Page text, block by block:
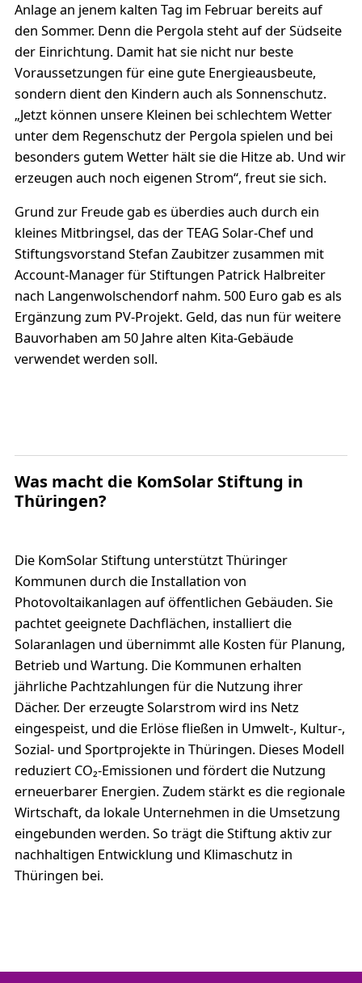
Anlage an jenem kalten Tag im Februar bereits auf
den Sommer. Denn die Pergola steht auf der Südseite
der Einrichtung. Damit hat sie nicht nur beste
Voraussetzungen für eine gute Energieausbeute,
sondern dient den Kindern auch als Sonnenschutz.
„Jetzt können unsere Kleinen bei schlechtem Wetter
unter dem Regenschutz der Pergola spielen und bei
besonders gutem Wetter hält sie die Hitze ab. Und wir
erzeugen auch noch eigenen Strom“, freut sie sich.
Grund zur Freude gab es überdies auch durch ein
kleines Mitbringsel, das der TEAG Solar-Chef und
Stiftungsvorstand Stefan Zaubitzer zusammen mit
Account-Manager für Stiftungen Patrick Halbreiter
nach Langenwolschendorf nahm. 500 Euro gab es als
Ergänzung zum PV-Projekt. Geld, das nun für weitere
Bauvorhaben am 50 Jahre alten Kita-Gebäude
verwendet werden soll.
Was macht die KomSolar Stiftung in
Thüringen?
Die KomSolar Stiftung unterstützt Thüringer
Kommunen durch die Installation von
Photovoltaikanlagen auf öffentlichen Gebäuden. Sie
pachtet geeignete Dachflächen, installiert die
Solaranlagen und übernimmt alle Kosten für Planung,
Betrieb und Wartung. Die Kommunen erhalten
jährliche Pachtzahlungen für die Nutzung ihrer
Dächer. Der erzeugte Solarstrom wird ins Netz
eingespeist, und die Erlöse fließen in Umwelt-, Kultur-,
Sozial- und Sportprojekte in Thüringen. Dieses Modell
reduziert CO₂-Emissionen und fördert die Nutzung
erneuerbarer Energien. Zudem stärkt es die regionale
Wirtschaft, da lokale Unternehmen in die Umsetzung
eingebunden werden. So trägt die Stiftung aktiv zur
nachhaltigen Entwicklung und Klimaschutz in
Thüringen bei.